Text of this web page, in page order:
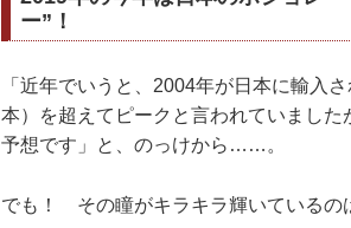
ー”！
「近年でいうと、2004年が日本に輸入
本）を超えてピークと言われていまし
予想です」と、のっけから……。
でも！ その瞳がキラキラ輝いているの